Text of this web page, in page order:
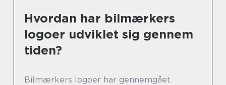
Hvordan har bilmærkers
logoer udviklet sig gennem
tiden?
Bilmærkers logoer har gennemgået